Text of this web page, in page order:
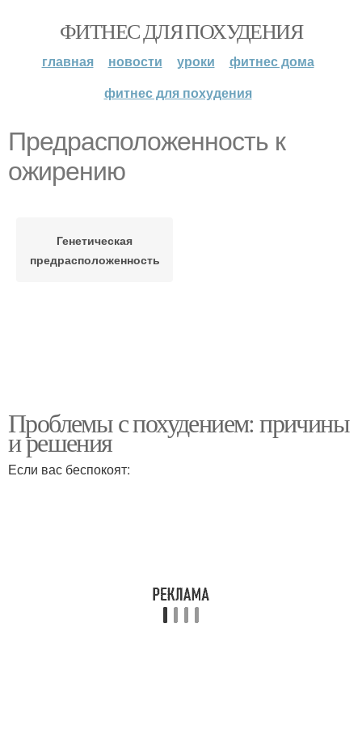
ФИТНЕС ДЛЯ ПОХУДЕНИЯ
главная новости уроки
фитнес дома
фитнес для похудения
Предрасположенность к
ожирению
Генетическая
предрасположенность
Проблемы с похудением: причины
и решения
Если вас беспокоят: